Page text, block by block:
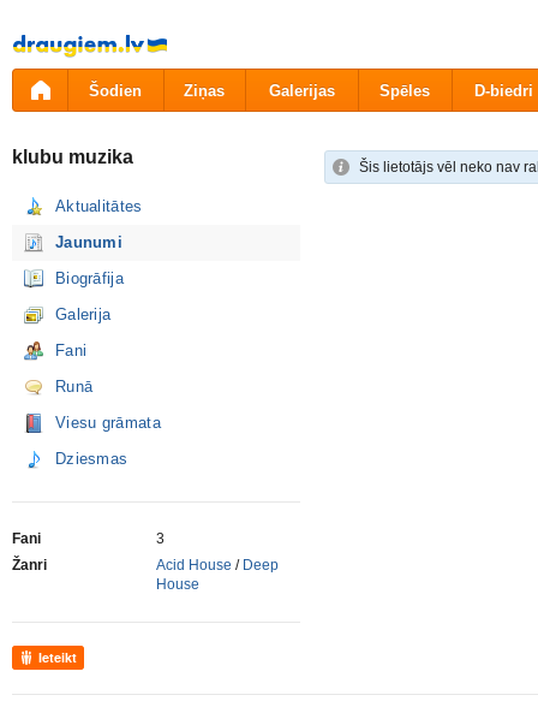
Pāriet
uz
saturu
Šodien Ziņas Galerijas Spēles D-biedri
klubu muzika
Aktualitātes
Jaunumi
Biogrāfija
Galerija
Fani
Runā
Viesu grāmata
Dziesmas
Fani
3
Žanri
Acid House / Deep
House
Ieteikt
Šis lietotājs vēl neko nav